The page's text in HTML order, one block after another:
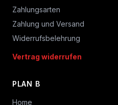
Zahlungsarten
Zahlung und Versand
Widerrufsbelehrung
Vertrag widerrufen
PLAN B
Home